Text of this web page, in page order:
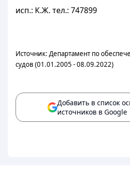
исп.: К.Ж. тел.: 747899
Источник: Департамент по
судов (01.01.2005 - 08.09.2022)
Добавить в список
источников в Google